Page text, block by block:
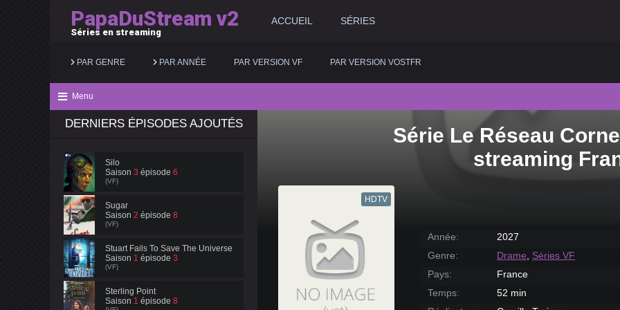
PapaDuStream v2
Séries en streaming
ACCUEIL SÉRIES
PAR GENRE
Action
Animation
Aventure
Biopic
Comédie
Documentaire Historique
Musical
Romance
Science fiction
PAR ANNÉE
2025
2016
2015
2014
PAR VERSION VF PAR VERSION VOSTFR
Menu
DERNIERS ÉPISODES AJOUTÉS
Silo
Saison 3 épisode 6
(VF)
Sugar
Saison 2 épisode 8
(VF)
Stuart Fails To Save The Universe
Saison 1 épisode 3
(VF)
Sterling Point
Saison 1 épisode 8
Série Le Réseau
streaming
HDTV
Année:
2027
Genre:
Drame, Séries VF
Pays:
France
Temps:
52 min